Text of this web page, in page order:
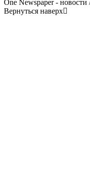
One Newspaper -
Вернуться наверх